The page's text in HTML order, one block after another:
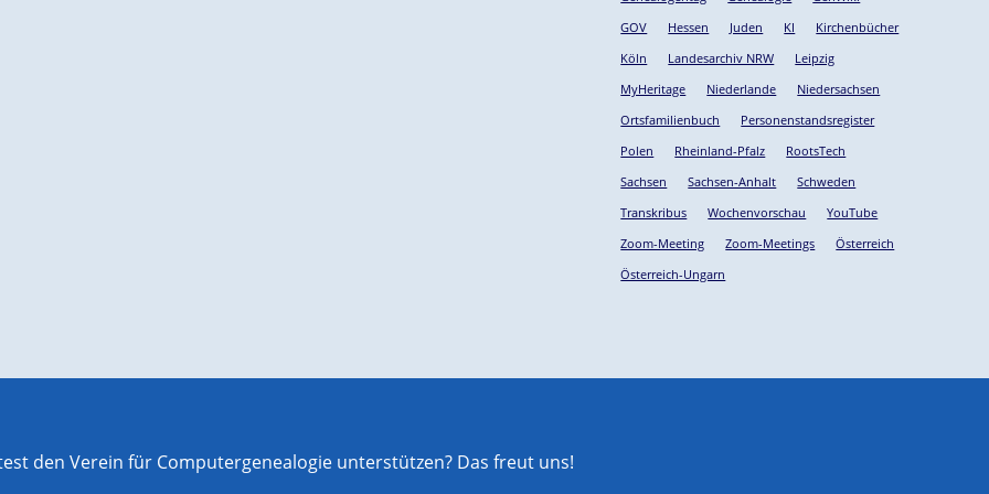
GOV
Hessen Juden KI
Kirchenbücher
Köln
Landesarchiv NRW
Leipzig
MyHeritage
Niederlande
Niedersachsen
Ortsfamilienbuch
Personenstandsregister
Polen
Rheinland-Pfalz
RootsTech
Sachsen
Sachsen-Anhalt
Schweden
Transkribus
Wochenvorschau
YouTube
Zoom-Meeting
Zoom-Meetings
Österreich
Österreich-Ungarn
den Verein für Computergenealogie unterstützen? Das freut uns!